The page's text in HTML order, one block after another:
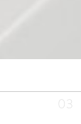
03